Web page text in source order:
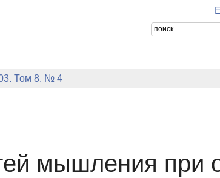
Том 8. № 4
мышления при